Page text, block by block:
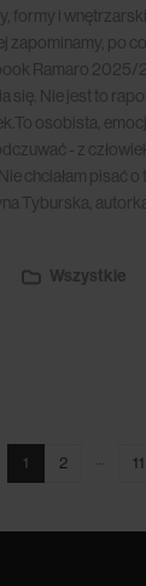
formy i
zapominamy, po
Ramaro 2025/
się. Nie jest to
osobista,
- z
chciałam pisać
Tyburska,
Wszystkie
1 2 11